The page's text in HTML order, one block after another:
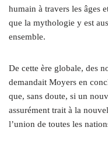
humain à travers les âges
que la mythologie y est
ensemble.
De cette ère globale, des
demandait Moyers en
que, sans doute, si un
assurément trait à la
l’union de toutes les